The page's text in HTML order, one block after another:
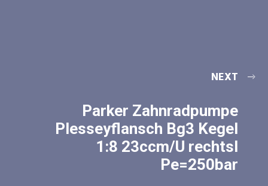
NEXT
Parker Zahnradpumpe
Plesseyflansch Bg3 Kegel
1:8 23ccm/U rechtsl
Pe=250bar